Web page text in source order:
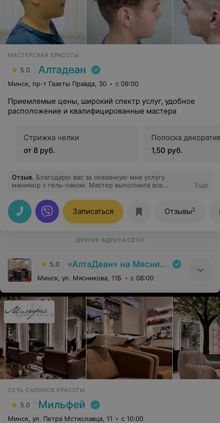
МАСТЕРСКАЯ КРАСОТЫ
5.0 Алтадеан
Минск, пр-т Газеты Правда, 30 с 09:00
Приемлемые цены, широкий спектр услуг, удобное
расположение и квалифицированные мастера
Стрижка челки
от 8 руб.
Полоска
1,50 руб.
Отзыв. Благодарю вас за оказанную мне услугу
маникюр с гель-лаком. Мастер выполнила все
помогли определиться с цветом лака. Теперь я рада и
любуюсь своими красивыми ногтями.
Еще
Записаться Отзывы2
ДРУГИЕ АДРЕСА СЕТИ
5.0 «АлтаДеан» на Мясникова
Минск, ул. Мясникова, 11Б с 08:00
СЕТЬ САЛОНОВ КРАСОТЫ
5.0 Мильфей
Минск, ул. Петра Мстиславца, 11 с 10:00